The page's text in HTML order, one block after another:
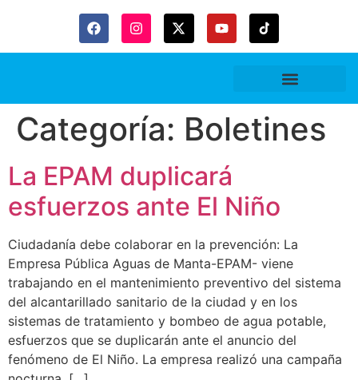
Categoría: Boletines
La EPAM duplicará
esfuerzos ante El Niño
Ciudadanía debe colaborar en la prevención: La
Empresa Pública Aguas de Manta-EPAM- viene
trabajando en el mantenimiento preventivo del sistema
del alcantarillado sanitario de la ciudad y en los
sistemas de tratamiento y bombeo de agua potable,
esfuerzos que se duplicarán ante el anuncio del
fenómeno de El Niño. La empresa realizó una campaña